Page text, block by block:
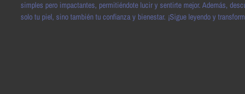
simples pero impactantes, permitiéndote lucir y sentirte mejor. Además,
solo tu piel, sino también tu confianza y bienestar. ¡Sigue leyendo y